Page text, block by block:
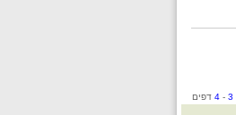
3
-
4 דפים